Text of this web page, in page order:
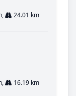
24.01 km
16.19 km